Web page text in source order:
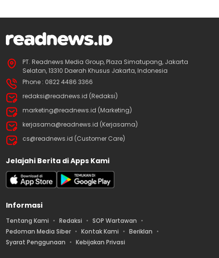
PT. Readnews Media Group, Plaza Simatupang, Jakarta
Selatan, 13310 Daerah Khusus Jakarta, Indonesia
Phone : 0822 4486 3366
redaksi@readnews.id (Redaksi)
marketing@readnews.id (Marketing)
kerjasama@readnews.id (Kerjasama)
cs@readnews.id (Customer Care)
Jelajahi Berita di Apps Kami
Informasi
Tentang Kami Redaksi
SOP Wartawan
Pedoman Media Siber
Kontak Kami
Beriklan
Syarat Penggunaan
Kebijakan Privasi